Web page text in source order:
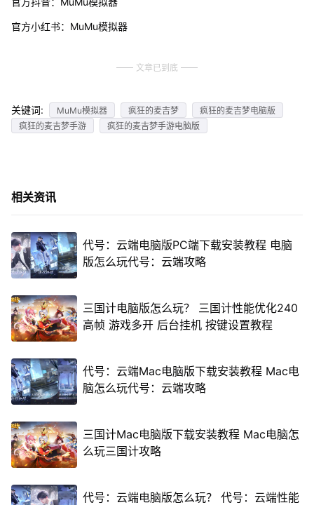
官方小红书：MuMu模拟器
文章已到底
关键词: MuMu模拟器 疯狂的麦吉梦
疯狂的麦吉梦电脑版
疯狂的麦吉梦手游
疯狂的麦吉梦手游电脑版
相关资讯
代号：云端电脑版PC端下载安装教程 电脑
版怎么玩代号：云端攻略
三国计电脑版怎么玩？ 三国计性能优化240
高帧 游戏多开 后台挂机 按键设置教程
代号：云端Mac电脑版下载安装教程 Mac电
脑怎么玩代号：云端攻略
三国计Mac电脑版下载安装教程 Mac电脑怎
么玩三国计攻略
代号：云端电脑版怎么玩？ 代号：云端性能